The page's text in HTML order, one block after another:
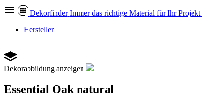
Dekorfinder Immer das richtige Material für Ihr Projekt
Hersteller
Dekorabbildung anzeigen
Essential Oak natural